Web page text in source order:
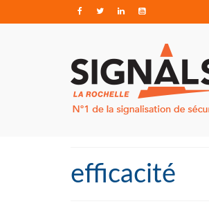
efficacité